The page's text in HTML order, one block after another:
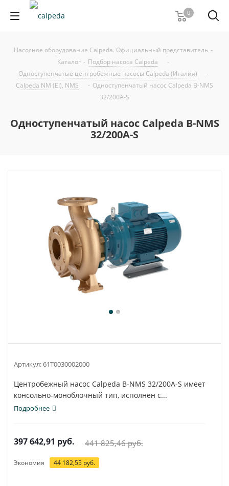
0
Насосное оборудование Calpeda. Официальный представитель -
Каталог - Подбор насоса Calpeda
-
Одноступенчатые центробежные насосы Calpeda (Италия)
-
Calpeda NM (EI), NMS
- Одноступенчатый насос Calpeda B-NMS
32/200A-S
Одноступенчатый насос Calpeda B-NMS
32/200A-S
Артикул:61T0030002000
Центробежный насос Calpeda B-NMS 32/200A-S имеет
консольно-моноблочный тип, исполнен с...
Подробнее
397 642,91 руб. 441 825,46руб.
Экономия 44 182,55 руб.